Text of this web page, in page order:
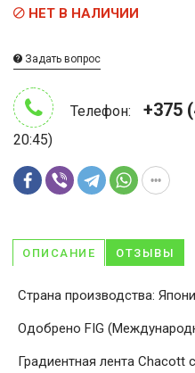
НЕТ В НАЛИЧИИ
Задать вопрос
Телефон: +375
20:45)
ОПИСАНИЕ ОТЗЫВЫ
Страна производства:
Одобрено FIG
Градиентная лента